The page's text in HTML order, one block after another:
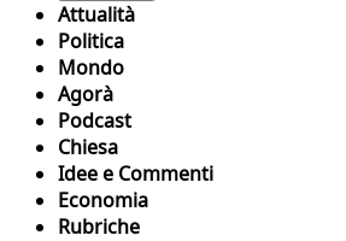
Attualità
Politica
Mondo
Agorà
Podcast
Chiesa
Idee e Commenti
Economia
Rubriche